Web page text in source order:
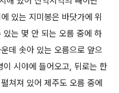
있는 지미봉은 바닷가에 위
있는 몇 안 되는 오름 중에 하
데 솟아 있는 오름으로 앞으
시야에 들어오고, 뒤로는 한
쳐져 있어 제주도 오름 중에